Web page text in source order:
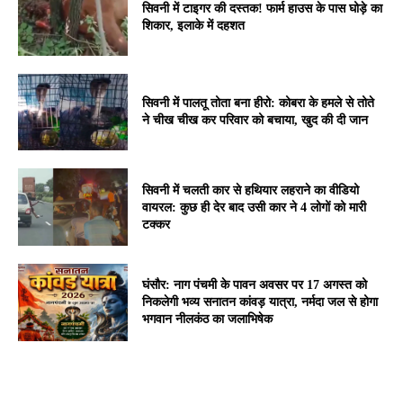
सिवनी में टाइगर की दस्तक! फार्म हाउस के पास घोड़े का
शिकार, इलाके में दहशत
सिवनी में पालतू तोता बना हीरो: कोबरा के हमले से तोते
ने चीख चीख कर परिवार को बचाया, खुद की दी जान
सिवनी में चलती कार से हथियार लहराने का वीडियो
वायरल: कुछ ही देर बाद उसी कार ने 4 लोगों को मारी
टक्कर
घंसौर: नाग पंचमी के पावन अवसर पर 17 अगस्त को
निकलेगी भव्य सनातन कांवड़ यात्रा, नर्मदा जल से होगा
भगवान नीलकंठ का जलाभिषेक